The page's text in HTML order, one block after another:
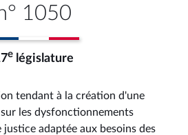
1050
e législature
tendant à la création d'une
les dysfonctionnements
justice adaptée aux besoins des